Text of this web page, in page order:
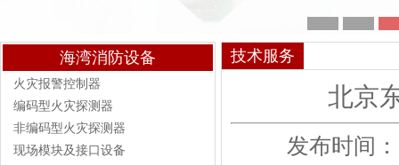
海湾消防设备
火灾报警控制器
编码型火灾探测器
非编码型火灾探测器
现场模块及接口设备
技术服务
北京
发布时间